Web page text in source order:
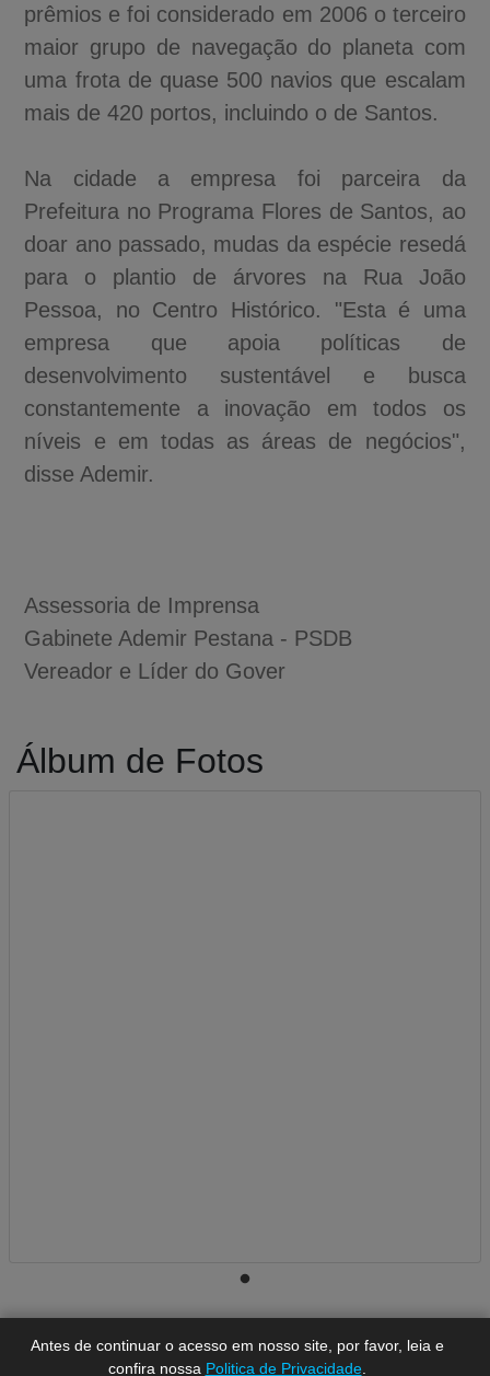
Antes de continuar o acesso em nosso site, por favor, leia e
confira nossa Politica de Privacidade.
prêmios e foi considerado em 2006 o terceiro
maior grupo de navegação do planeta com
uma frota de quase 500 navios que escalam
mais de 420 portos, incluindo o de Santos.
Na cidade a empresa foi parceira da
Prefeitura no Programa Flores de Santos, ao
doar ano passado, mudas da espécie resedá
para o plantio de árvores na Rua João
Pessoa, no Centro Histórico. "Esta é uma
empresa que apoia políticas de
desenvolvimento sustentável e busca
constantemente a inovação em todos os
níveis e em todas as áreas de negócios",
disse Ademir.
Assessoria de Imprensa
Gabinete Ademir Pestana - PSDB
Vereador e Líder do Gover
Álbum de Fotos